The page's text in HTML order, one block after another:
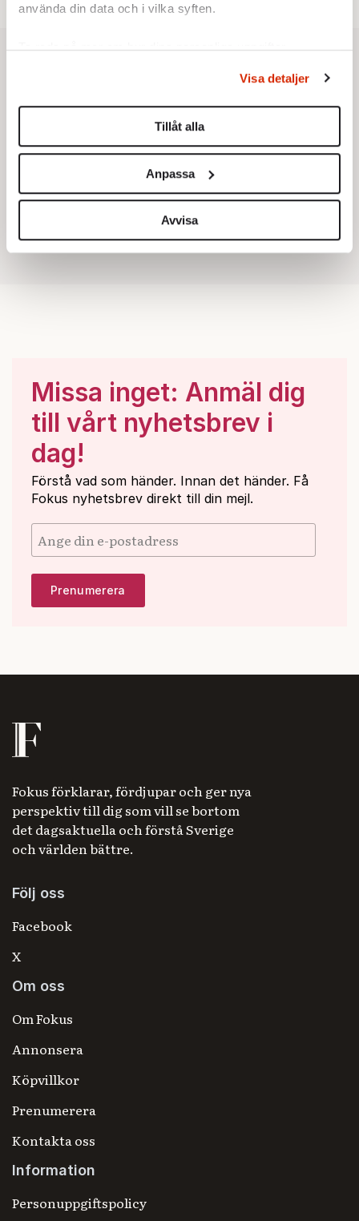
använda din data och i vilka syften.
Ta reda på mer om hur dina personliga uppgifter
Du kan ändra eller dra tillbaka ditt samtycke när som
helst från cookie-förklaringen.
Vi använder enhetsidentifierare för att anpassa innehållet
för sociala medier och analysera vår trafik. Vi
vidarebefordrar även sådana identifierare och annan
information från din enhet till de sociala medier och
annons- och analysföretag som vi samarbetar med.
Visa detaljer
Tillåt alla
Anpassa
Avvisa
Missa inget: Anmäl dig
till vårt nyhetsbrev i
dag!
Förstå vad som händer. Innan det händer. Få
Fokus nyhetsbrev direkt till din mejl.
Fokus förklarar, fördjupar och ger nya
perspektiv till dig som vill se bortom
det dagsaktuella och förstå Sverige
och världen bättre.
Följ oss
Facebook
X
Om oss
Om Fokus
Annonsera
Köpvillkor
Prenumerera
Kontakta oss
Information
Personuppgiftspolicy